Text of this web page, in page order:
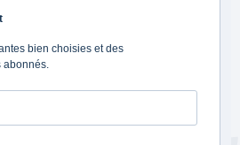
bien choisies et des
abonnés.